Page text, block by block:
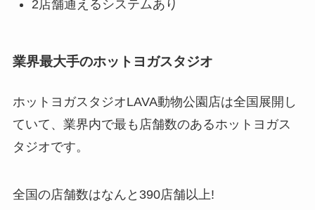
2店舗通えるシステムあり
業界最大手のホットヨガスタジオ
ホットヨガスタジオLAVA動物公園店は全国展開し
ていて、業界内で最も店舗数のあるホットヨガス
タジオです。
全国の店舗数はなんと 390店舗以上!